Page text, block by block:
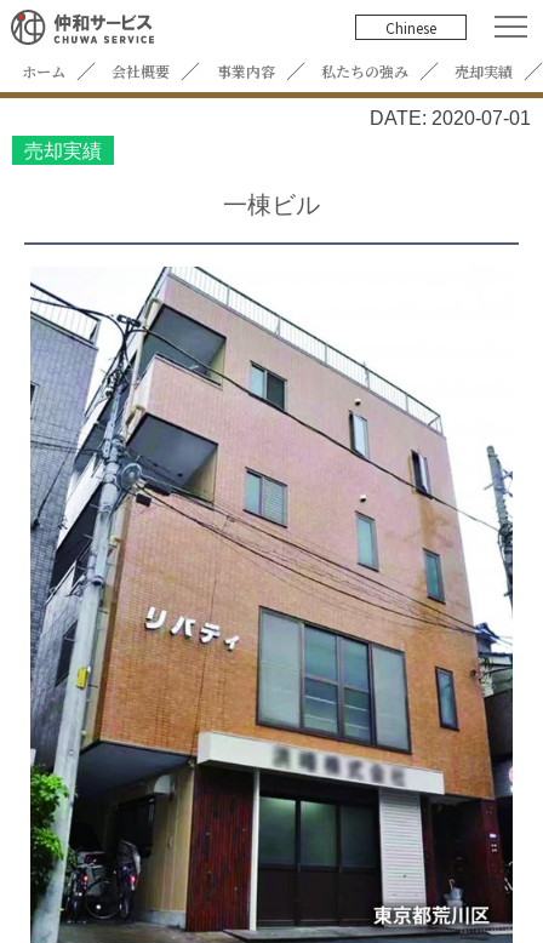
Chinese
ホーム 会社概要 事業内容 私たちの強み 売却実績
DATE: 2020-07-01
売却実績
一棟ビル